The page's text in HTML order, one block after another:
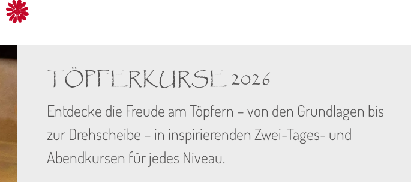
TÖPFERKURSE 2026
Entdecke die Freude am Töpfern – von den Grundlagen bis
zur Drehscheibe – in inspirierenden Zwei-Tages- und
Abendkursen für jedes Niveau.